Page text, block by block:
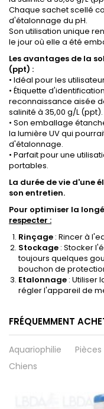
Chaque sachet scellé
d'étalonnage du pH.
Son utilisation unique
le jour où elle a été
Les avantages de la
(ppt) :
• Idéal pour les
• Étiquette
reconnaissance aisée
salinité à 35,00 g/L (ppt).
• Son emballage
la lumière UV qui
d'étalonnage.
• Parfait pour une
portables.
La durée de vie d'une
son entretien.
Pour optimiser la
respecter :
Rinçage : Rincer à
Stockage : Stocker
toujours quelques
bouchon de
Etalonnage : Utiliser
régler l'appareil de
FRÉQUEMMENT
Aquariophilie
Chiens